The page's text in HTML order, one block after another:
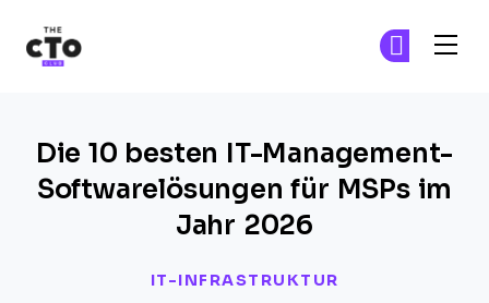
IT-INFRASTRUKTUR
Die 10 besten IT-Management-
Softwarelösungen für MSPs im
Jahr 2026